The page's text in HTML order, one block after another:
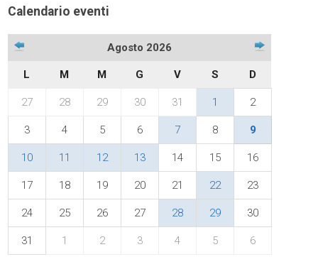
Calendario eventi
Agosto 2026
L M M G V S D
27 28 29 30 31 1 2
3 4 5 6 7 8 9
10 11 12 13 14 15 16
17 18 19 20 21 22 23
24 25 26 27 28 29 30
31 1 2 3 4 5 6